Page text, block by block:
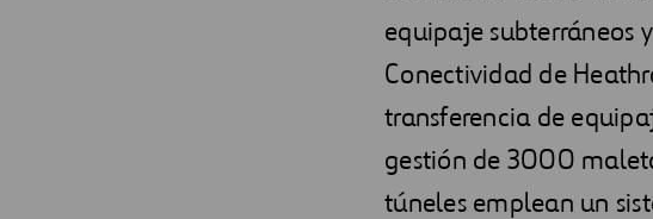
equipaje subterráneos
Conectividad de
transferencia de
gestión de 3000
túneles emplean un